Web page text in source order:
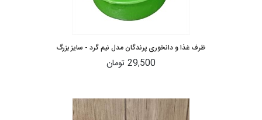
ظرف غذا و دانخوری پرندگان مدل نیم گرد - سایز بزرگ
29,500 تومان